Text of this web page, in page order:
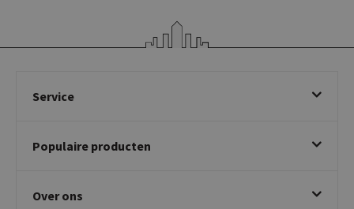
Service
Betalen & annuleren
Klachtafhandeling
Populaire producten
Draaibare eetkamerstoelen
Over ons